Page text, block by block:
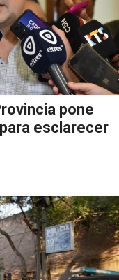
pone
esclarecer